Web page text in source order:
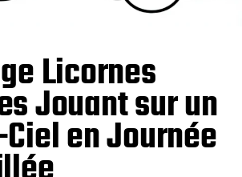
Licornes
Jouant sur un
en Journée